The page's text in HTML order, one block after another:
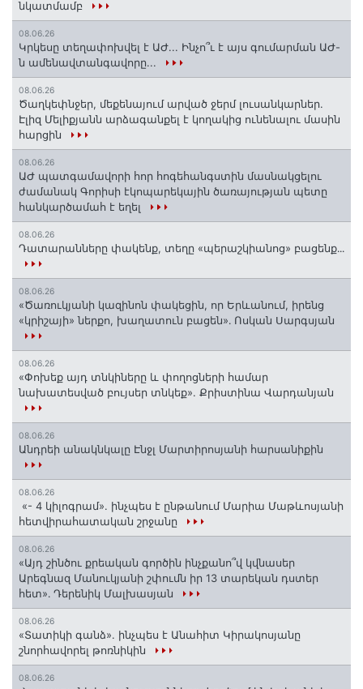
նկատմամբ
08.06.26
Կրկեսը տեղափոխվել է ԱԺ... Ինչո՞ւ է այս գումարման ԱԺ-
ն ամենավտանգավորը...
08.06.26
Ծաղկեփնջեր, մեքենայում արված ջերմ լուսանկարներ.
Էլիզ Մելիքյանն արձագանքել է կողակից ունենալու մասին
հարցին
08.06.26
ԱԺ պատգամավորի հոր հոգեհանգստին մասնակցելու
ժամանակ Գորիսի էկոպարեկային ծառայության պետը
հանկարծամահ է եղել
08.06.26
Դատարանները փակենք, տեղը «պերաշկիանոց» բացենք․․․
08.06.26
«Ծառուկյանի կազինոն փակեցին, որ Երևանում, իրենց
«կրիշայի» ներքո, խաղատուն բացեն»․ Ոսկան Սարգսյան
08.06.26
«Փոխեք այդ տնկիները և փողոցների համար
նախատեսված բույսեր տնկեք». Քրիստինա Վարդանյան
08.06.26
Անդրեի անակնկալը Էնջլ Մարտիրոսյանի հարսանիքին
08.06.26
«- 4 կիլոգրամ». ինչպես է ընթանում Մարիա Մաթևոսյանի
հետվիրահատական շրջանը
08.06.26
«Այդ շինծու քրեական գործին ինչքանո՞վ կվնասեր
Արեգնազ Մանուկյանի շփումն իր 13 տարեկան դստեր
հետ»․ Դերենիկ Մալխասյան
08.06.26
«Տատիկի գանձ». ինչպես է Անահիտ Կիրակոսյանը
շնորհավորել թոռնիկին
08.06.26